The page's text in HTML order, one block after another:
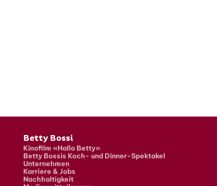
Fusszeile
Betty Bossi
Kinofilm «Hallo Betty»
Betty Bossis Koch- und Dinner-Spektakel
Unternehmen
Karriere & Jobs
Nachhaltigkeit